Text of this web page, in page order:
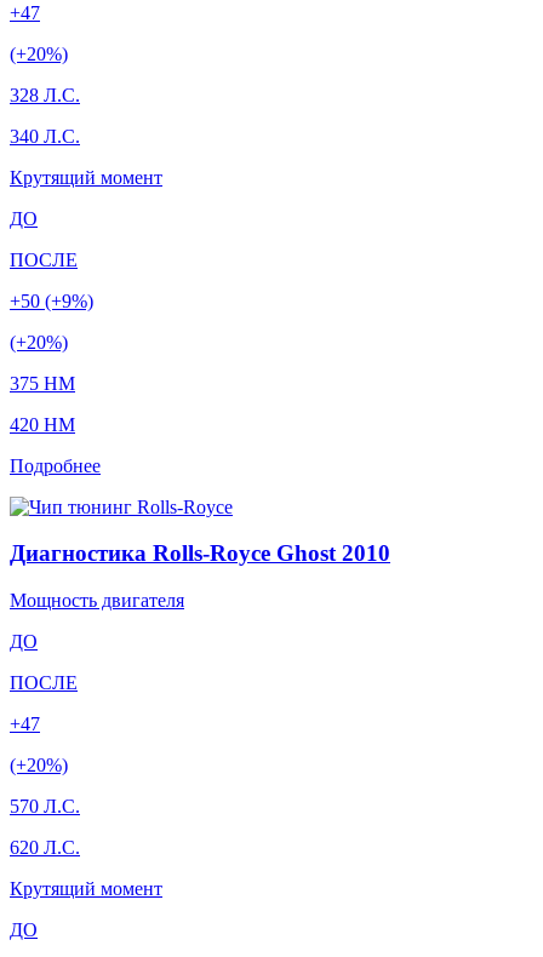
+47
(+20%)
328 Л.С.
340 Л.С.
Крутящий момент
ДО
ПОСЛЕ
+50 (+9%)
(+20%)
375 HM
420 HM
Подробнее
Диагностика Rolls-Royce Ghost 2010
Мощность двигателя
ДО
ПОСЛЕ
+47
(+20%)
570 Л.С.
620 Л.С.
Крутящий момент
ДО